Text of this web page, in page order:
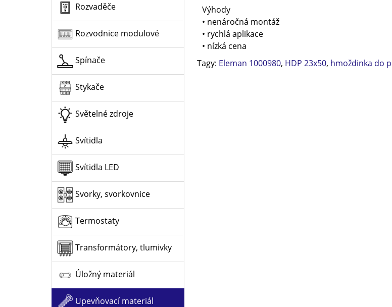
Rozvaděče
Rozvodnice modulové
Spínače
Stykače
Světelné zdroje
Svítidla
Svítidla LED
Svorky, svorkovnice
Termostaty
Transformátory, tlumivky
Úložný materiál
Upevňovací materiál
Výhody
• nenáročná montáž
• rychlá aplikace
• nízká cena
Tagy: Eleman 1000980, HDP 23x50, hmoždinka do